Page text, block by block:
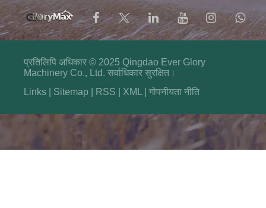
प्रतिलिपि अधिकार © 2025 Qingdao Ever Glory
Machinery Co., Ltd. सर्वाधिकार सुरक्षित।
Links
Sitemap RSS XML गोपनीयता नीति